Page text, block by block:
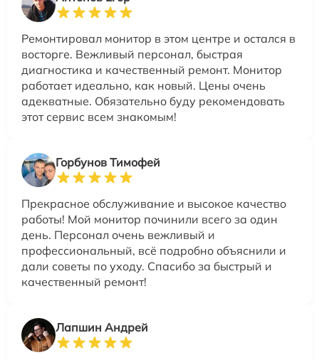
Ремонтировал монитор в этом центре и остался в
восторге. Вежливый персонал, быстрая
диагностика и качественный ремонт. Монитор
работает идеально, как новый. Цены очень
адекватные. Обязательно буду рекомендовать
этот сервис всем знакомым!
Горбунов Тимофей
Прекрасное обслуживание и высокое качество
работы! Мой монитор починили всего за один
день. Персонал очень вежливый и
профессиональный, всё подробно объяснили и
дали советы по уходу. Спасибо за быстрый и
качественный ремонт!
Лапшин Андрей